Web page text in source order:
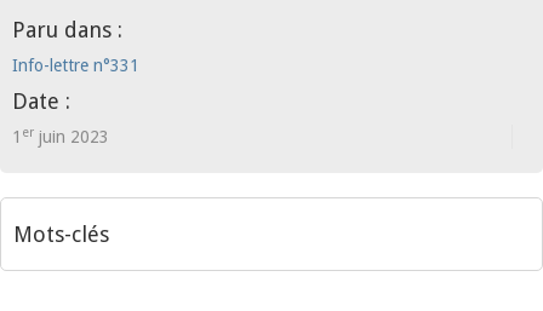
Paru dans :
Info-lettre n°331
Date :
1 er juin 2023
Mots-clés